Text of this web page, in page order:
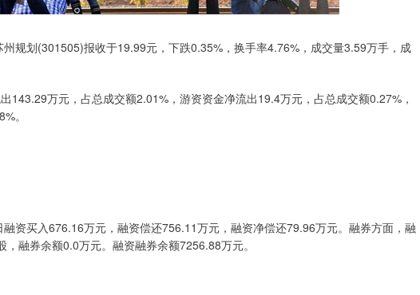
规划(301505)报收于19.99元，下跌0.35%，换手率4.76%，成交量3.59万手，成
143.29万元，占总成交额2.01%，游资资金净流出19.4万元，占总成交额0.27%，
。
资买入676.16万元，融资偿还756.11万元，融资净偿还79.96万元。融券方面，融
融券余额0.0万元。融资融券余额7256.88万元。